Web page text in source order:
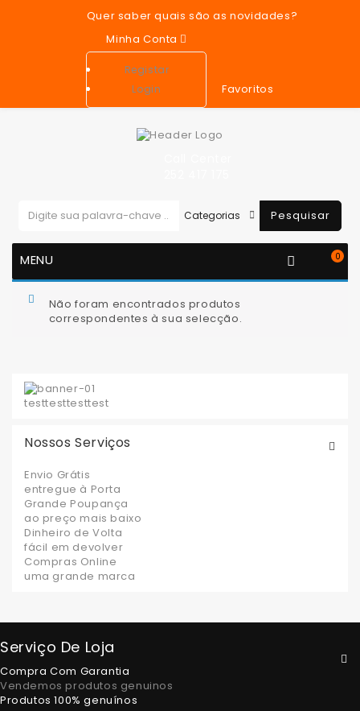
Quer saber quais são as novidades?
Minha Conta
Registar
Login
Favoritos
0
Pesquisar
MENU
Não foram encontrados produtos
correspondentes à sua selecção.
testtesttesttest
Nossos Serviços
Envio Grátis
entregue à Porta
Grande Poupança
ao preço mais baixo
Dinheiro de Volta
fácil em devolver
Compras Online
uma grande marca
Serviço De Loja
Compra Com Garantia
Vendemos produtos genuinos
Produtos 100% genuínos